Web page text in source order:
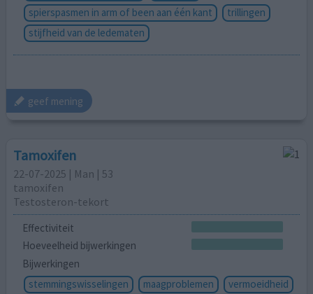
spierspasmen in arm of been aan één kant
trillingen
stijfheid van de ledematen
geef mening
Tamoxifen
22-07-2025 | Man | 53
tamoxifen
Testosteron-tekort
Effectiviteit
Hoeveelheid bijwerkingen
Bijwerkingen
stemmingswisselingen
maagproblemen
vermoeidheid